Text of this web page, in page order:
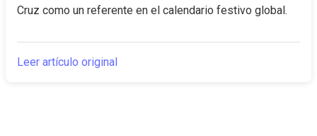
Cruz como un referente en el calendario festivo global.
Leer artículo original